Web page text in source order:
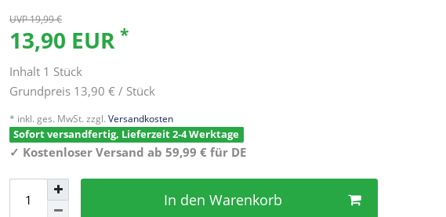
UVP 19,99 €
13,90 EUR *
Inhalt 1 Stück
Grundpreis 13,90 € / Stück
* inkl. ges. MwSt. zzgl. Versandkosten
Sofort versandfertig, Lieferzeit 2-4 Werktage
✓ Kostenloser Versand ab 59,99 € für DE
In den Warenkorb